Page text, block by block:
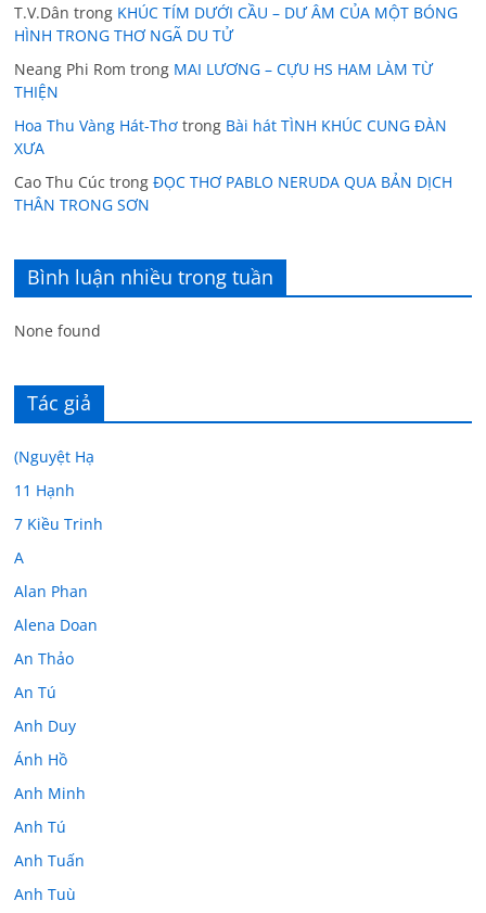
T.V.Dân trong KHÚC TÍM DƯỚI CẦU – DƯ ÂM CỦA MỘT BÓNG
HÌNH TRONG THƠ NGÃ DU TỬ
Neang Phi Rom trong MAI LƯƠNG – CỰU HS HAM LÀM TỪ
THIỆN
Hoa Thu Vàng Hát-Thơ trong Bài hát TÌNH KHÚC CUNG ĐÀN
XƯA
Cao Thu Cúc trongĐỌC THƠ PABLO NERUDA QUA BẢN DỊCH
THÂN TRONG SƠN
Bình luận nhiều trong tuần
None found
Tác giả
(Nguyệt Hạ
11 Hạnh
7 Kiều Trinh
A
Alan Phan
Alena Doan
An Thảo
An Tú
Anh Duy
Ánh Hồ
Anh Minh
Anh Tú
Anh Tuấn
Anh Tuù